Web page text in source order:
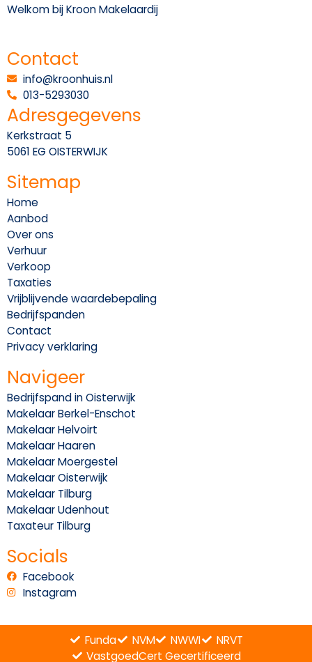
Welkom bij Kroon Makelaardij
Contact
info@kroonhuis.nl
013-5293030
Adresgegevens
Kerkstraat 5
5061 EG OISTERWIJK
Sitemap
Home
Aanbod
Over ons
Verhuur
Verkoop
Taxaties
Vrijblijvende waardebepaling
Bedrijfspanden
Contact
Privacy verklaring
Navigeer
Bedrijfspand in Oisterwijk
Makelaar Berkel-Enschot
Makelaar Helvoirt
Makelaar Haaren
Makelaar Moergestel
Makelaar Oisterwijk
Makelaar Tilburg
Makelaar Udenhout
Taxateur Tilburg
Socials
Facebook
Instagram
Funda NVM NWWI
NRVT
VastgoedCert Gecertificeerd